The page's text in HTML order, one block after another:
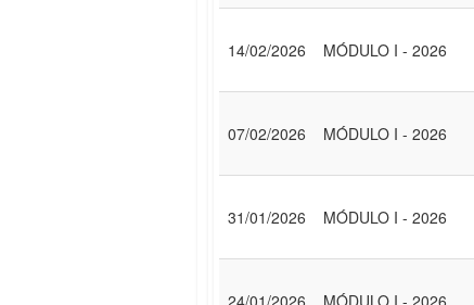
14/02/2026 MÓDULO I - 2026
07/02/2026 MÓDULO I - 2026
31/01/2026 MÓDULO I - 2026
24/01/2026 MÓDULO I - 2026